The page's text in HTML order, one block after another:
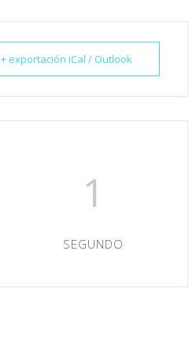
+ exportación iCal / Outlook
0
SEGUNDOS